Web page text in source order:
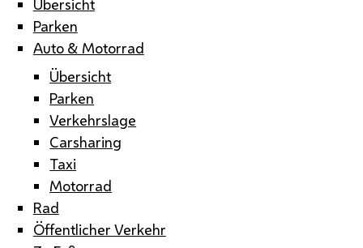
Parken
Auto & Motorrad
Übersicht
Parken
Verkehrslage
Carsharing
Taxi
Motorrad
Rad
Öffentlicher Verkehr